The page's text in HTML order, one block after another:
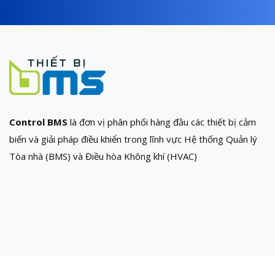
Control BMS là đơn vị phân phối hàng đầu các thiết bị cảm
biến và giải pháp điều khiển trong lĩnh vực Hệ thống Quản lý
Tòa nhà (BMS) và Điều hòa Không khí (HVAC)